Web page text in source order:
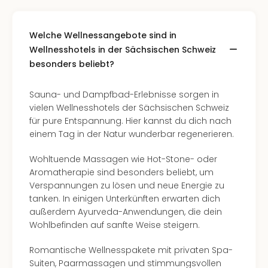
Welche Wellnessangebote sind in
Wellnesshotels in der Sächsischen Schweiz
besonders beliebt?
Sauna- und Dampfbad-Erlebnisse sorgen in
vielen Wellnesshotels der Sächsischen Schweiz
für pure Entspannung. Hier kannst du dich nach
einem Tag in der Natur wunderbar regenerieren.
Wohltuende Massagen wie Hot-Stone- oder
Aromatherapie sind besonders beliebt, um
Verspannungen zu lösen und neue Energie zu
tanken. In einigen Unterkünften erwarten dich
außerdem Ayurveda-Anwendungen, die dein
Wohlbefinden auf sanfte Weise steigern.
Romantische Wellnesspakete mit privaten Spa-
Suiten, Paarmassagen und stimmungsvollen